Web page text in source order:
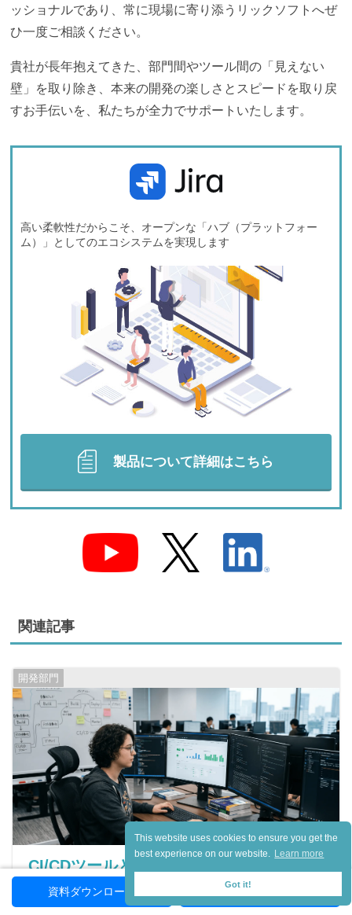
This website uses cookies to ensure you get the
best experience on our website. Learn more
Got it!
ッショナルであり、常に現場に寄り添うリックソフトへぜ
ひ一度ご相談ください。
貴社が長年抱えてきた、部門間やツール間の「見えない
壁」を取り除き、本来の開発の楽しさとスピードを取り戻
すお手伝いを、私たちが全力でサポートいたします。
高い柔軟性だからこそ、オープンな「ハブ（プラットフォー
ム）」としてのエコシステムを実現します
製品について詳細はこちら
関連記事
開発部門
CI/CDツールとは？仕組みや導入メリッ
ト、比較・選び方を解説
資料ダウンロード お問い合わせ